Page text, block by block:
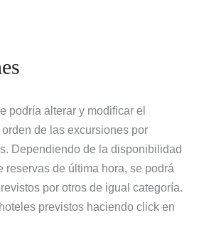
podría alterar y modificar el
de las excursiones por
Dependiendo de la disponibilidad
reservas de última hora, se podrá
por otros de igual categoría.
previstos haciendo click en